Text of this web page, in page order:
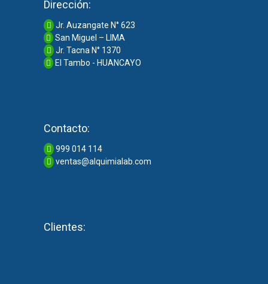
Dirección:
Jr. Auzangate N° 623
San Miguel – LIMA
Jr. Tacna N° 1370
El Tambo - HUANCAYO
Contacto:
999 014 114
ventas@alquimialab.com
Clientes: